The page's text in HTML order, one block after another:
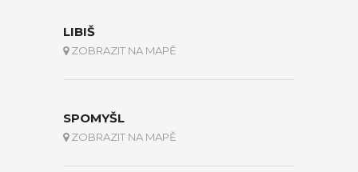
LIBIŠ
ZOBRAZIT NA MAPĚ
SPOMYŠL
ZOBRAZIT NA MAPĚ